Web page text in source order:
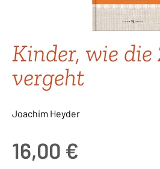
Kinder, wie die
vergeht
Joachim Heyder
16,00 €